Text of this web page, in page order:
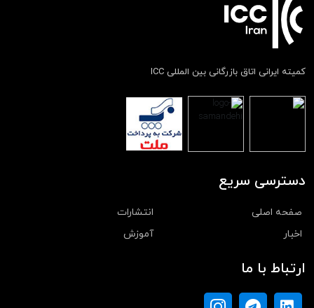
کمیته ایرانی اتاق بازرگانی بین المللی ICC
دسترسی سریع
صفحه اصلی
انتشارات
اخبار
آموزش
ارتباط با ما